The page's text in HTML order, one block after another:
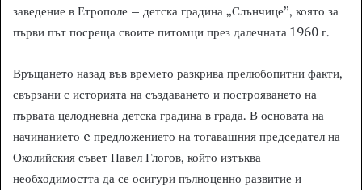
заведение в Етрополе – детска градина „Слънчице”, която за
първи път посреща своите питомци през далечната 1960 г.
Връщането назад във времето разкрива прелюбопитни факти,
свързани с историята на създаването и построяването на
първата целодневна детска градина в града. В основата на
начинанието e предложението на тогавашния председател на
Околийския съвет Павел Глогов, който изтъква
необходимостта да се осигури пълноценно развитие и